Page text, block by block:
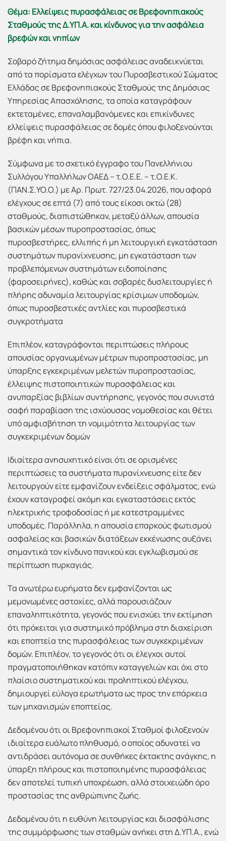
Θέμα: Ελλείψεις πυρασφάλειας σε Βρεφονηπιακούς
Σταθμούς της Δ.ΥΠ.Α. και κίνδυνος για την ασφάλεια
βρεφών και νηπίων
Σοβαρό ζήτημα δημόσιας ασφάλειας αναδεικνύεται
από τα πορίσματα ελέγχων του Πυροσβεστικού Σώματος
Ελλάδας σε Βρεφονηπιακούς Σταθμούς της Δημόσιας
Υπηρεσίας Απασχόλησης, τα οποία καταγράφουν
εκτεταμένες, επαναλαμβανόμενες και επικίνδυνες
ελλείψεις πυρασφάλειας σε δομές όπου φιλοξενούνται
βρέφη και νήπια.
Σύμφωνα με το σχετικό έγγραφο του Πανελλήνιου
Συλλόγου Υπαλλήλων ΟΑΕΔ – τ.Ο.Ε.Ε. – τ.Ο.Ε.Κ.
(ΠΑΝ.Σ.ΥΟ.Ο.) με Αρ. Πρωτ. 727/23.04.2026, που αφορά
ελέγχους σε επτά (7) από τους είκοσι οκτώ (28)
σταθμούς, διαπιστώθηκαν, μεταξύ άλλων, απουσία
βασικών μέσων πυροπροστασίας, όπως
πυροσβεστήρες, ελλιπής ή μη λειτουργική εγκατάσταση
συστημάτων πυρανίχνευσης, μη εγκατάσταση των
προβλεπόμενων συστημάτων ειδοποίησης
(φαροσειρήνες), καθώς και σοβαρές δυσλειτουργίες ή
πλήρης αδυναμία λειτουργίας κρίσιμων υποδομών,
όπως πυροσβεστικές αντλίες και πυροσβεστικά
συγκροτήματα
Επιπλέον, καταγράφονται περιπτώσεις πλήρους
απουσίας οργανωμένων μέτρων πυροπροστασίας, μη
ύπαρξης εγκεκριμένων μελετών πυροπροστασίας,
έλλειψης πιστοποιητικών πυρασφάλειας και
ανυπαρξίας βιβλίων συντήρησης, γεγονός που συνιστά
σαφή παραβίαση της ισχύουσας νομοθεσίας και θέτει
υπό αμφισβήτηση τη νομιμότητα λειτουργίας των
συγκεκριμένων δομών
Ιδιαίτερα ανησυχητικό είναι ότι σε ορισμένες
περιπτώσεις τα συστήματα πυρανίχνευσης είτε δεν
λειτουργούν είτε εμφανίζουν ενδείξεις σφάλματος, ενώ
έχουν καταγραφεί ακόμη και εγκαταστάσεις εκτός
ηλεκτρικής τροφοδοσίας ή με κατεστραμμένες
υποδομές. Παράλληλα, η απουσία επαρκούς φωτισμού
ασφαλείας και βασικών διατάξεων εκκένωσης αυξάνει
σημαντικά τον κίνδυνο πανικού και εγκλωβισμού σε
περίπτωση πυρκαγιάς.
Τα ανωτέρω ευρήματα δεν εμφανίζονται ως
μεμονωμένες αστοχίες, αλλά παρουσιάζουν
επαναληπτικότητα, γεγονός που ενισχύει την εκτίμηση
ότι πρόκειται για συστημικό πρόβλημα στη διαχείριση
και εποπτεία της πυρασφάλειας των συγκεκριμένων
δομών. Επιπλέον, το γεγονός ότι οι έλεγχοι αυτοί
πραγματοποιήθηκαν κατόπιν καταγγελιών και όχι στο
πλαίσιο συστηματικού και προληπτικού ελέγχου,
δημιουργεί εύλογα ερωτήματα ως προς την επάρκεια
των μηχανισμών εποπτείας.
Δεδομένου ότι οι Βρεφονηπιακοί Σταθμοί φιλοξενούν
ιδιαίτερα ευάλωτο πληθυσμό, ο οποίος αδυνατεί να
αντιδράσει αυτόνομα σε συνθήκες έκτακτης ανάγκης, η
ύπαρξη πλήρους και πιστοποιημένης πυρασφάλειας
δεν αποτελεί τυπική υποχρέωση, αλλά στοιχειώδη όρο
προστασίας της ανθρώπινης ζωής.
Δεδομένου ότι η ευθύνη λειτουργίας και διασφάλισης
της συμμόρφωσης των σταθμών ανήκει στη Δ.ΥΠ.Α., ενώ